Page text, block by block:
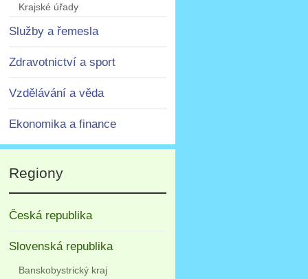
Krajské úřady
Služby a řemesla
Zdravotnictví a sport
Vzdělávání a věda
Ekonomika a finance
Regiony
Česká republika
Slovenská republika
Banskobystrický kraj